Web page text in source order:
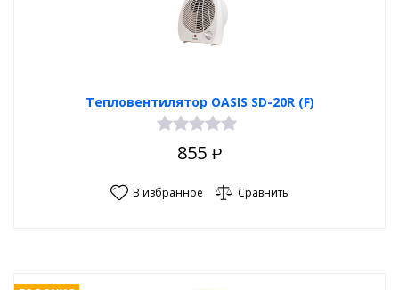
Тепловентилятор OASIS SD-20R (F)
855 Р
В избранное Сравнить